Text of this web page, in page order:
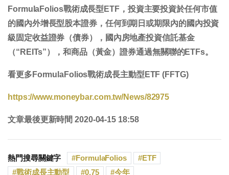
FormulaFolios戰術成長型ETF，投資主要投資於任何市值
的國內外增長型股本證券，任何到期日或期限內的國內投資
級固定收益證券（債券），國內房地產投資信託基金
（“REITs”），和商品（黃金）證券通過無關聯的ETFs。
看更多FormulaFolios戰術成長主動型ETF (FFTG)
https://www.moneybar.com.tw/News/82975
文章最後更新時間 2020-04-15 18:58
熱門搜尋關鍵字 FormulaFolios
ETF
戰術成長主動型
0.75 今年